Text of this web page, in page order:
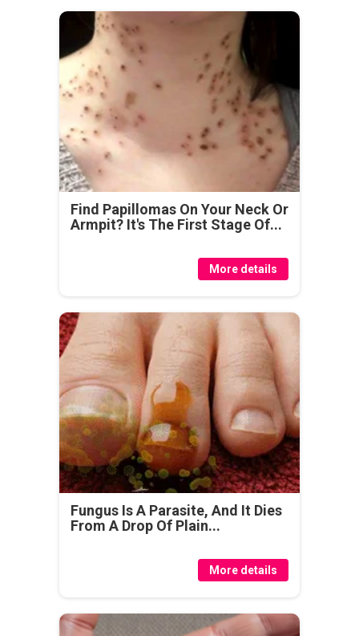
Find Papillomas On Your Neck Or
Armpit? It's The First Stage Of...
More details
Fungus Is A Parasite, And It Dies
From A Drop Of Plain...
More details